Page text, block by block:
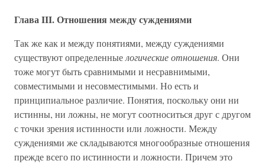
Глава III. Отношения между суждениями
Так же как и между понятиями, между суждениями
существуют определенныелогические отношения. Они
тоже могут быть сравнимыми и несравнимыми,
совместимыми и несовместимыми. Но есть и
принципиальное различие. Понятия, поскольку они ни
истинны, ни ложны, не могут соотноситься друг с другом
с точки зрения истинности или ложности. Между
суждениями же складываются многообразные отношения
прежде всего по истинности и ложности. Причем это